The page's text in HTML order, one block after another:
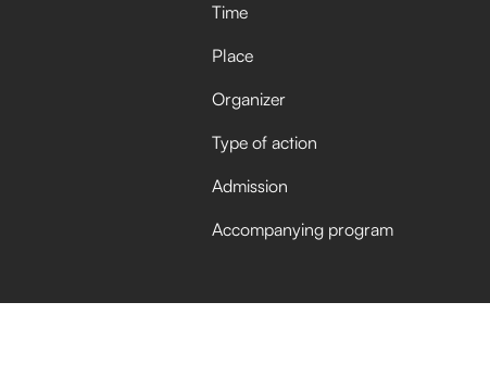
Time
Place
Organizer
Type of action
Admission
Accompanying program